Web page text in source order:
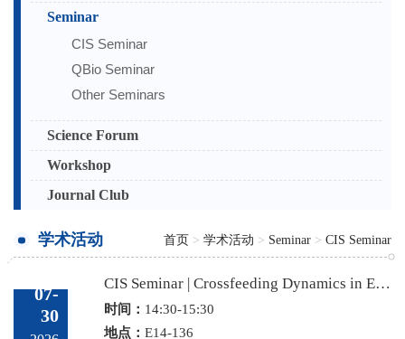
Seminar
CIS Seminar
QBio Seminar
Other Seminars
Science Forum
Workshop
Journal Club
学术活动 首页 > 学术活动 > Seminar > CIS Seminar
07-
30
CIS Seminar | Crossfeeding Dynamics in Energy-Limited and Auxotrophic Microbial Communities
时间： 14:30-15:30
地点： E14-136